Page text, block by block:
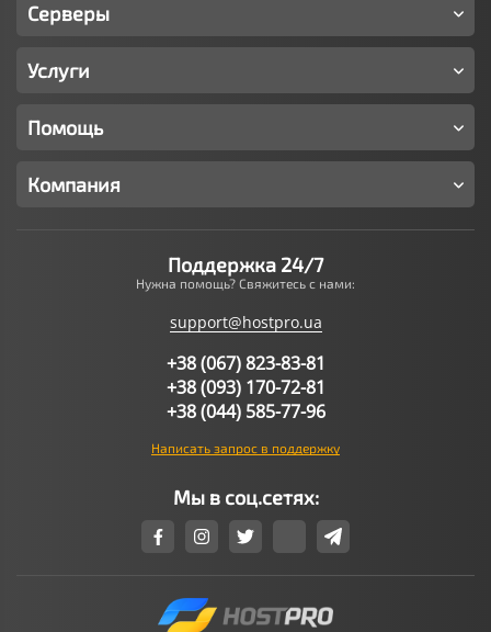
Серверы
Услуги
Помощь
Компания
Поддержка 24/7
Нужна помощь? Свяжитесь с нами:
support@hostpro.ua
+38 (067) 823-83-81
+38 (093) 170-72-81
+38 (044) 585-77-96
Написать запрос в поддержку
Мы в соц.сетях: